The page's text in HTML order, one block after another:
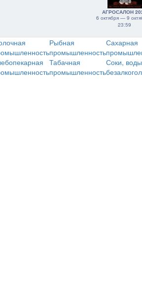
АГРОСАЛОН
6 октября — 9
23:59
Рыбная
промышленность
Сахарная
Табачная
промышленность
Соки,